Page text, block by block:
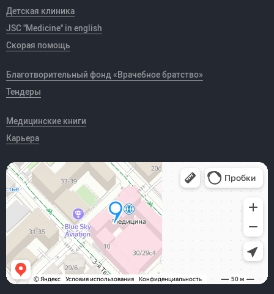
Детская клиника
JSC "Medicine" in english
Скорая помощь
Благотворительный фонд «Врачебное братство»
Тендеры
Медицинские книги
Карьера